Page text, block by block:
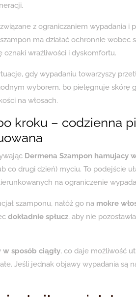
z ograniczaniem wypadania i
ma działać ochronnie wobec
oznaki wrażliwości i dyskomfortu.
gdy wypadaniu towarzyszy
wyborem, bo pielęgnuje skórę
na włosach.
kroku – codzienna
Dermena Szampon hamujacy
co drugi dzień) myciu. To podejście
na ograniczenie
szamponu, nałóż go na mokre
dokładnie spłucz, aby nie
w sposób ciągły, co daje możliwość
Jeśli jednak objawy wypadania są